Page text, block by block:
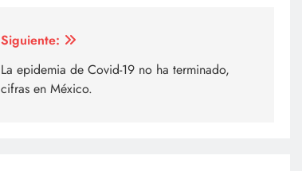
Siguiente:
La epidemia de Covid-19 no ha terminado,
cifras en México.